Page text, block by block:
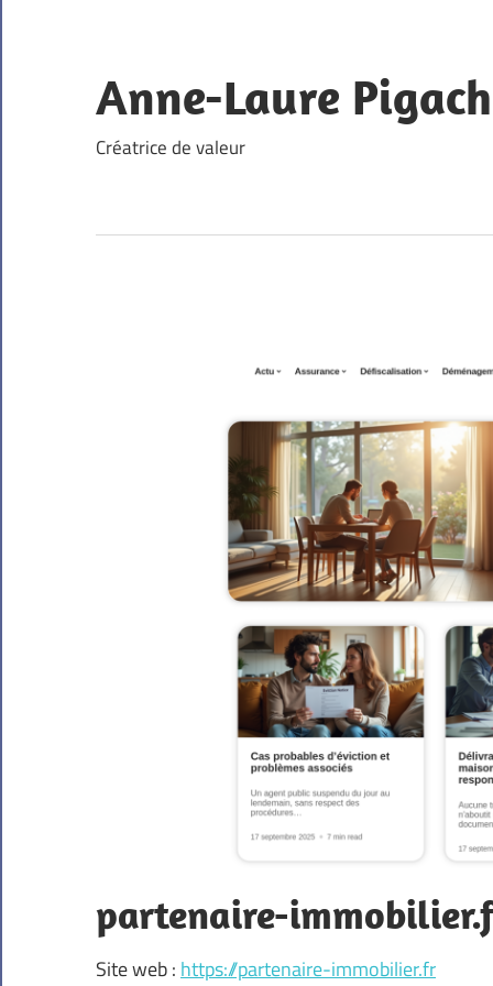
content
Anne-Laure
Créatrice de valeur
partenaire-
Site web : https://partenaire-immobilier.fr